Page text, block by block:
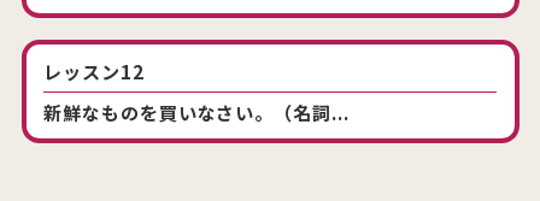
レッスン12
新鮮なものを買いなさい。（名詞...